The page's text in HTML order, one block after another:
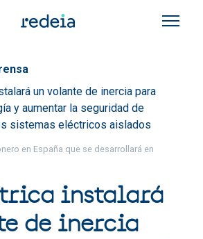
enlaces de
un volante de inercia para
y aumentar la seguridad de
sistemas eléctricos aislados
en España que se desarrollará en
instalará
de inercia